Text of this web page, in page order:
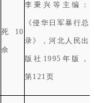
死 10
余
李秉兴等主编：
《侵华日军暴行总
录》，河北人民出
版社 1995 年版，
第121 页